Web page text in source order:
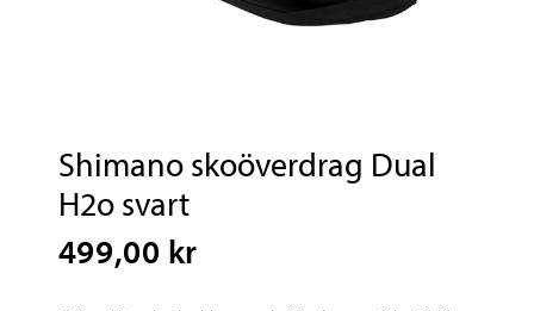
Shimano skoöverdrag Dual
H2o svart
499,00 kr